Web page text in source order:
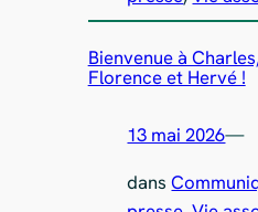
Bienvenue à
Florence et Hervé !
13 mai 2026—
dans